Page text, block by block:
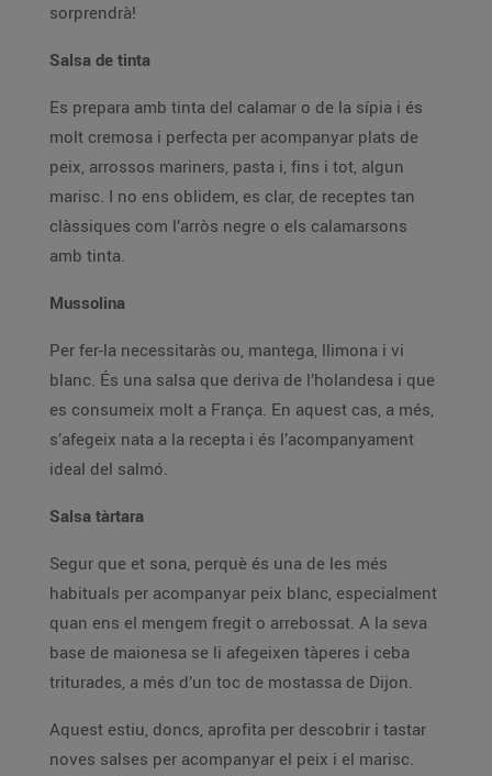
sorprendrà!
Salsa de tinta
Es prepara amb tinta del calamar o de la sípia i és
molt cremosa i perfecta per acompanyar plats de
peix, arrossos mariners, pasta i, fins i tot, algun
marisc. I no ens oblidem, es clar, de receptes tan
clàssiques com l’arròs negre o els calamarsons
amb tinta.
Mussolina
Per fer-la necessitaràs ou, mantega, llimona i vi
blanc. És una salsa que deriva de l’holandesa i que
es consumeix molt a França. En aquest cas, a més,
s’afegeix nata a la recepta i és l’acompanyament
ideal del salmó.
Salsa tàrtara
Segur que et sona, perquè és una de les més
habituals per acompanyar peix blanc, especialment
quan ens el mengem fregit o arrebossat. A la seva
base de maionesa se li afegeixen tàperes i ceba
triturades, a més d’un toc de mostassa de Dijon.
Aquest estiu, doncs, aprofita per descobrir i tastar
noves salses per acompanyar el peix i el marisc.